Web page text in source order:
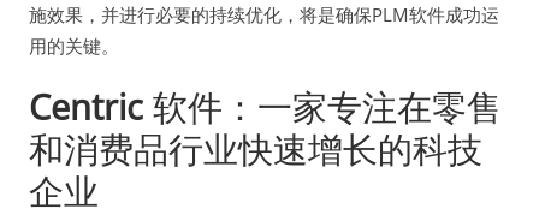
施效果，并进行必要的持续优化，将是确保PLM软件成功运
用的关键。
Centric 软件：一家专注在零售
和消费品行业快速增长的科技
企业